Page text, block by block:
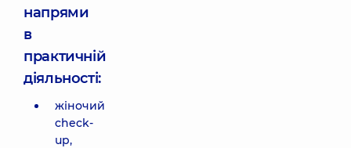
напрями
в
практичній
діяльності:
жіночий
check-
up,